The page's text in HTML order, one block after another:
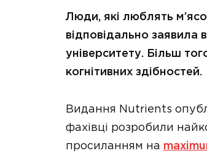
Люди, які люблять
відповідально заявила
університету. Більш
когнітивних здібностей.
Видання Nutrients
фахівці розробили
просиланням на